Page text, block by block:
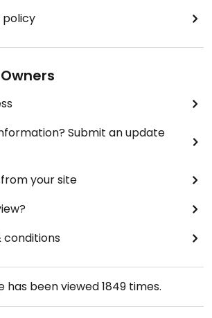
policy
Submit an update
your site
conditions
has been viewed1849 times.